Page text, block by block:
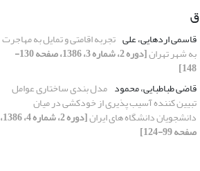
ق
قاسمی اردهایی، علی تجربه اقامتی و تمایل به مهاجرت
به شهر تهران [دوره 2، شماره 3، 1386، صفحه 130-
148]
قاضی طباطبایی، محمود مدل بندی ساختاری عوامل
تبیین کننده آسیب پذیری از خودکشی در میان
دانشجویان دانشگاه های ایران [دوره 2، شماره 4، 1386،
صفحه 99-124]